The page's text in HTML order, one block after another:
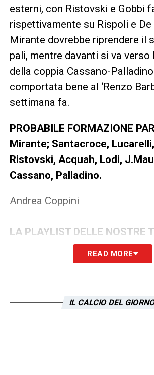
esterni, con Ristovski e Gobbi
rispettivamente su Rispoli e De
Mirante dovrebbe riprendere il
pali, mentre davanti si va
della coppia Cassano-
comportata bene al ‘Renzo
settimana fa.
PROBABILE FORMAZIONE
Mirante; Santacroce,
Ristovski, Acquah, Lodi,
Cassano, Palladino.
Andrea Coppini
LA PLAYLIST DELLE NOSTRE
READ MORE
IL CALCIO DEL